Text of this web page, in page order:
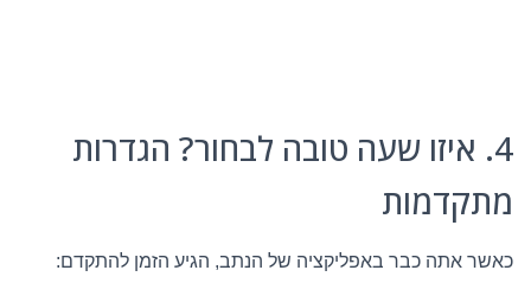
4. איזו שעה טובה לבחור? הגדרות
מתקדמות
כאשר אתה כבר באפליקציה של הנתב, הגיע הזמן להתקדם: